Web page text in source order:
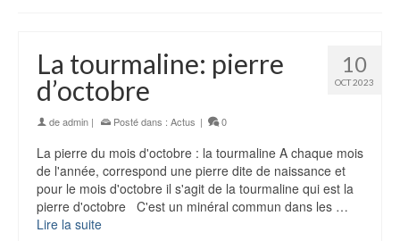
10
OCT 2023
La tourmaline: pierre
d’octobre
deadmin | Posté dans : Actus | 0
La pierre du mois d'octobre : la tourmaline A chaque mois
de l'année, correspond une pierre dite de naissance et
pour le mois d'octobre il s'agit de la tourmaline qui est la
pierre d'octobre C'est un minéral commun dans les …
Lire la suite